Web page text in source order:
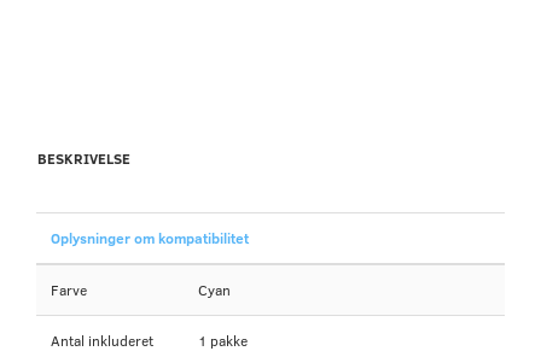
BESKRIVELSE
Farve Cyan
Antal inkluderet 1 pakke
Oplysninger om kompatibilitet